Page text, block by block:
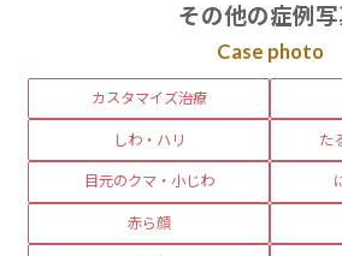
その他の症例
Case photo
カスタマイズ治療
しわ・ハリ た
目元のクマ・小じわ
赤ら顔